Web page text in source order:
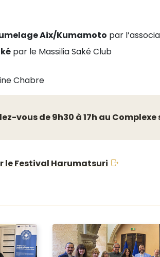
Aix/Kumamoto par
par le Massilia Saké Club
Chabre
vous de 9h30 à 17h au
le Festival Harumatsuri